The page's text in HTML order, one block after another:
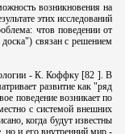
возникновения на
этих исследований
чтов поведении от
связан с решением
- К. Коффку [82 ]. В
развитие как "ряд
поведение возникает по
с системой внешних
когда будут известны
но и его внутренний мир -